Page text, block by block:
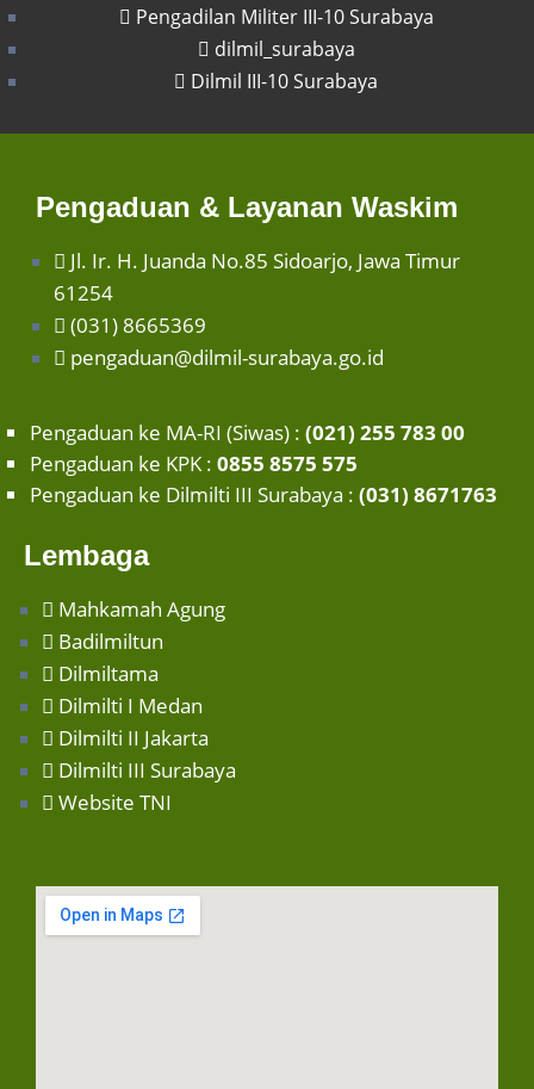
Pengadilan Militer III-10 Surabaya
dilmil_surabaya
Dilmil III-10 Surabaya
Pengaduan & Layanan Waskim
Jl. Ir. H. Juanda No.85 Sidoarjo, Jawa Timur
61254
(031) 8665369
pengaduan@dilmil-surabaya.go.id
Pengaduan ke MA-RI (Siwas) : (021) 255 783 00
Pengaduan ke KPK : 0855 8575 575
Pengaduan ke Dilmilti III Surabaya : (031) 8671763
Lembaga
Mahkamah Agung
Badilmiltun
Dilmiltama
Dilmilti I Medan
Dilmilti II Jakarta
Dilmilti III Surabaya
Website TNI